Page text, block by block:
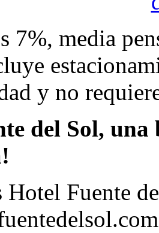
7%, media
y no
del Sol,
Hotel Fuente